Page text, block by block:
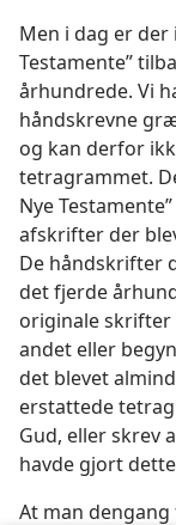
Men i dag er
Testamente”
århundrede. Vi
håndskrevne
og kan derfor
tetragrammet.
Nye
afskrifter der
De håndskrifter
det fjerde
originale skrifter
andet eller
det blevet
erstattede
Gud, eller skrev
havde gjort
At man